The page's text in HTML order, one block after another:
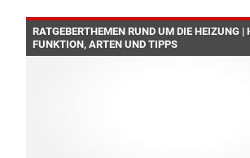
RATGEBERTHEMEN RUND UM DIE HEIZUNG |
FUNKTION, ARTEN UND TIPPS